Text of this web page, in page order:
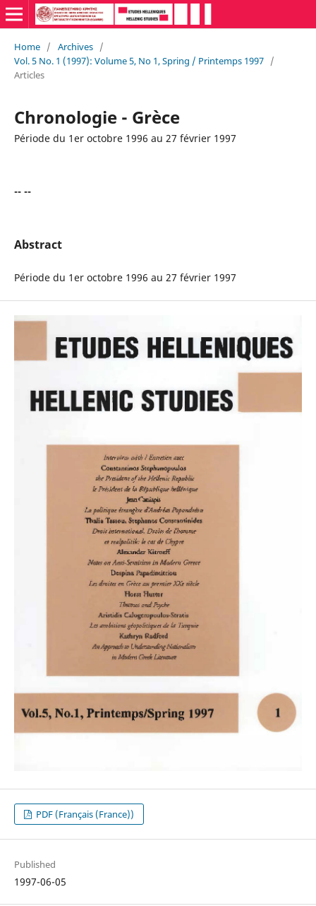
Home / Archives /
Vol. 5 No. 1 (1997): Volume 5, No 1, Spring / Printemps 1997 /
Articles
Chronologie - Grèce
Période du 1er octobre 1996 au 27 février 1997
-- --
Abstract
Période du 1er octobre 1996 au 27 février 1997
PDF (Français (France))
Published
1997-06-05